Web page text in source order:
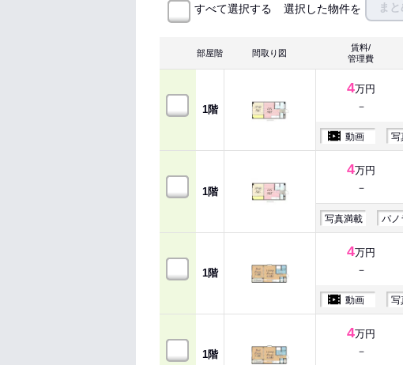
すべて選択する 選択した物件を ま
部屋階 間取り図
賃料/
管理費
1階
4万円
－
動画 写
1階
4万円
－
写真満載 パノ
1階
4万円
－
動画 写
1階
4万円
－